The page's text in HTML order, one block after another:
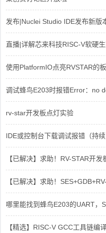
发布|Nuclei Studio IDE发布新版
直播|详解芯来科技RISC-V软硬
使用PlatformIO点亮RVSTAR的
调试蜂鸟E203时报错Error：no
rv-star开发板点灯实验
IDE或控制台下载调试报错（持续
【已解决】求助！RV-STAR开
【已解决】求助！
哪里能找到蜂鸟E203的UART，
【精选】RISC-V GCC工具链编